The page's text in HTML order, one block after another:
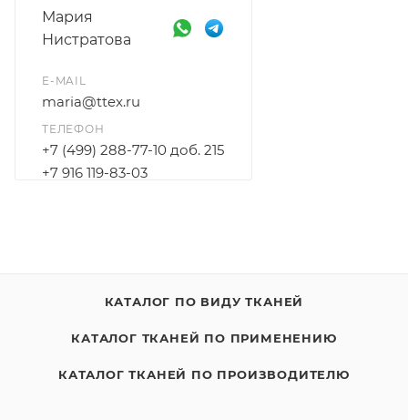
Мария
Нистратова
E-MAIL
maria@ttex.ru
ТЕЛЕФОН
+7 (499) 288-77-10 доб. 215
+7 916 119-83-03
КАТАЛОГ ПО ВИДУ ТКАНЕЙ
КАТАЛОГ ТКАНЕЙ ПО ПРИМЕНЕНИЮ
КАТАЛОГ ТКАНЕЙ ПО ПРОИЗВОДИТЕЛЮ